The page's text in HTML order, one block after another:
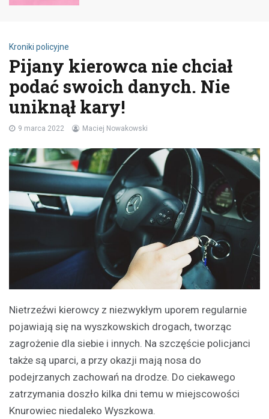
Kroniki policyjne
Pijany kierowca nie chciał
podać swoich danych. Nie
uniknął kary!
9 marca 2022 Maciej Nowakowski
Nietrzeźwi kierowcy z niezwykłym uporem regularnie
pojawiają się na wyszkowskich drogach, tworząc
zagrożenie dla siebie i innych. Na szczęście policjanci
także są uparci, a przy okazji mają nosa do
podejrzanych zachowań na drodze. Do ciekawego
zatrzymania doszło kilka dni temu w miejscowości
Knurowiec niedaleko Wyszkowa.